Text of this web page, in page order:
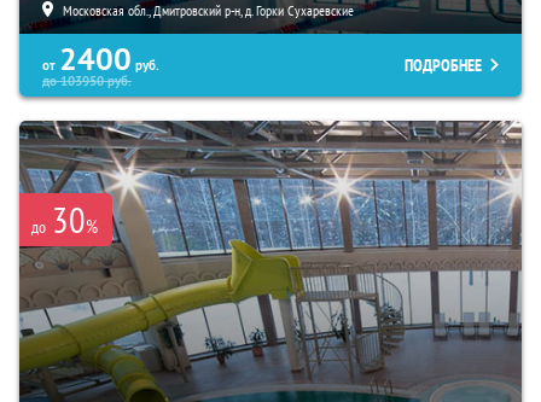
Московская обл., Дмитровский р-н, д. Горки Сухаревские
от 2400 руб.
до103950руб.
ПОДРОБНЕЕ
до 30%